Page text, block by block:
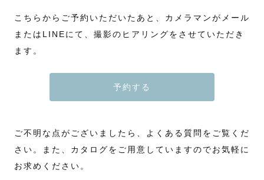
こちらからご予約いただいたあと、カメラマンがメール
またはLINEにて、撮影のヒアリングをさせていただき
ます。
予約する
ご不明な点がございましたら、よくある質問をご覧くだ
さい。また、カタログをご用意していますのでお気軽に
お求めください。